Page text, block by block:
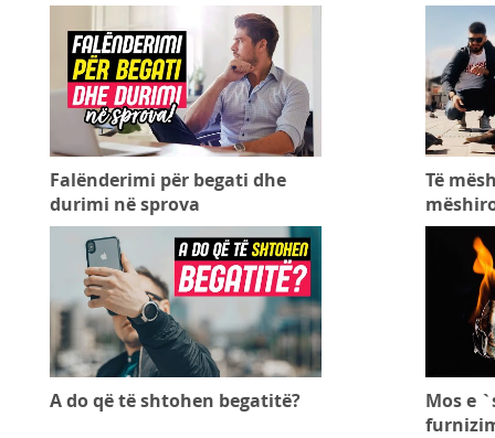
Falënderimi për begati dhe
durimi në sprova
Të
A do që të shtohen begatitë?
Mos e